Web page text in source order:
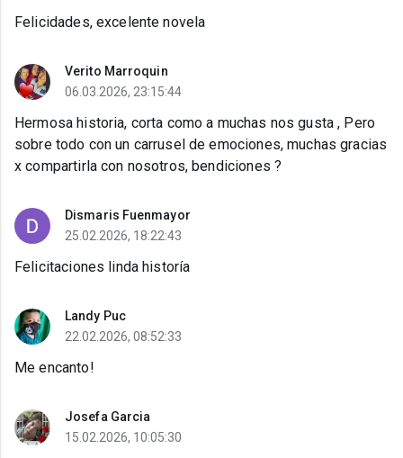
Felicidades, excelente novela
Verito Marroquin
06.03.2026, 23:15:44
Hermosa historia, corta como a muchas nos gusta , Pero
sobre todo con un carrusel de emociones, muchas gracias
x compartirla con nosotros, bendiciones ?
Dismaris Fuenmayor
25.02.2026, 18:22:43
Felicitaciones linda historía
Landy Puc
22.02.2026, 08:52:33
Me encanto!
Josefa Garcia
15.02.2026, 10:05:30